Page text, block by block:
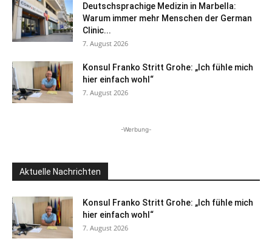
Deutschsprachige Medizin in Marbella:
Warum immer mehr Menschen der German
Clinic...
7. August 2026
Konsul Franko Stritt Grohe: „Ich fühle mich
hier einfach wohl“
7. August 2026
-Werbung-
Aktuelle Nachrichten
Konsul Franko Stritt Grohe: „Ich fühle mich
hier einfach wohl“
7. August 2026